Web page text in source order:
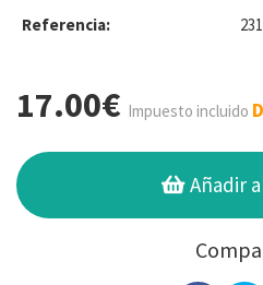
Referencia:
17.00€ Impuesto incluido
Añadir